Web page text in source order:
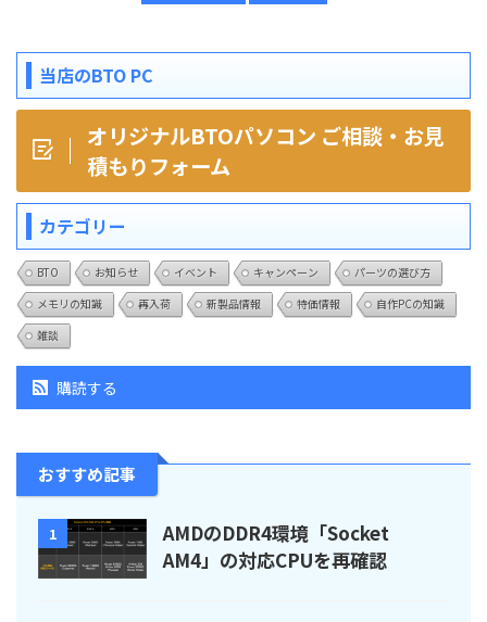
当店のBTO PC
オリジナルBTOパソコン ご相談・お見
積もりフォーム
カテゴリー
BTO お知らせ イベント キャンペーン
パーツの選び方
メモリの知識
再入荷 新製品情報 特価情報
自作PCの知識
雑談
購読する
おすすめ記事
1
AMDのDDR4環境「Socket
AM4」の対応CPUを再確認